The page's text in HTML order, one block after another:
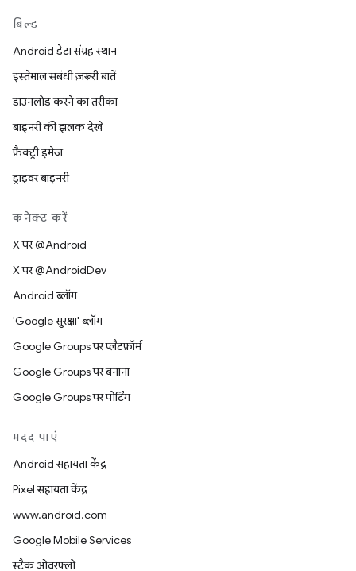
बिल्ड
Android डेटा संग्रह स्थान
इस्तेमाल संबंधी ज़रूरी बातें
डाउनलोड करने का तरीका
बाइनरी की झलक देखें
फ़ैक्ट्री इमेज
ड्राइवर बाइनरी
कनेक्ट करें
X पर @Android
X पर @AndroidDev
Android ब्लॉग
'Google सुरक्षा' ब्लॉग
Google Groups पर प्लैटफ़ॉर्म
Google Groups पर बनाना
Google Groups पर पोर्टिंग
मदद पाएं
Android सहायता केंद्र
Pixel सहायता केंद्र
www.android.com
Google Mobile Services
स्टैक ओवरफ़्लो